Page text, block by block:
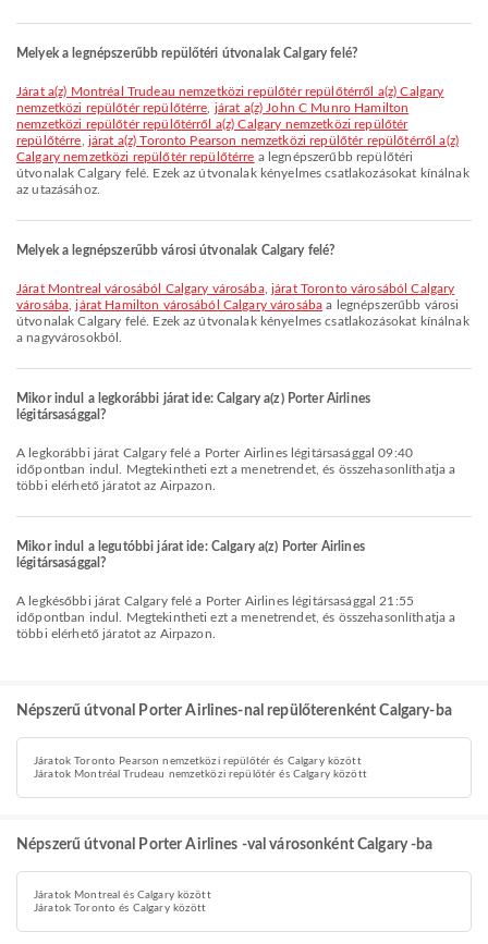
Melyek a legnépszerűbb repülőtéri útvonalak Calgary felé?
járat a(z) Montréal Trudeau nemzetközi repülőtér repülőtérről a(z) Calgary
nemzetközi repülőtér repülőtérre járat a(z) John C Munro Hamilton
nemzetközi repülőtér repülőtérről a(z) Calgary nemzetközi repülőtér
repülőtérre járat a(z) Toronto Pearson nemzetközi repülőtér repülőtérről a(z)
Calgary nemzetközi repülőtér repülőtérre a legnépszerűbb repülőtéri
útvonalak Calgary felé. Ezek az útvonalak kényelmes csatlakozásokat kínálnak
az utazásához.
Melyek a legnépszerűbb városi útvonalak Calgary felé?
járat Montreal városából Calgary városába,járat Toronto városából Calgary
városába ,járat Hamilton városából Calgary városába a legnépszerűbb városi
útvonalak Calgary felé. Ezek az útvonalak kényelmes csatlakozásokat kínálnak
a nagyvárosokból.
Mikor indul a legkorábbi járat ide: Calgary a(z) Porter Airlines
légitársasággal?
A legkorábbi járat Calgary felé a Porter Airlines légitársasággal 09:40
időpontban indul. Megtekintheti ezt a menetrendet, és összehasonlíthatja a
többi elérhető járatot az Airpazon.
Mikor indul a legutóbbi járat ide: Calgary a(z) Porter Airlines
légitársasággal?
A legkésőbbi járat Calgary felé a Porter Airlines légitársasággal 21:55
időpontban indul. Megtekintheti ezt a menetrendet, és összehasonlíthatja a
többi elérhető járatot az Airpazon.
Népszerű útvonal Porter Airlines-nal repülőterenként Calgary-ba
Járatok Toronto Pearson nemzetközi repülőtér és Calgary között
Járatok Montréal Trudeau nemzetközi repülőtér és Calgary között
Népszerű útvonal Porter Airlines -val városonként Calgary -ba
Járatok Montreal és Calgary között
Járatok Toronto és Calgary között